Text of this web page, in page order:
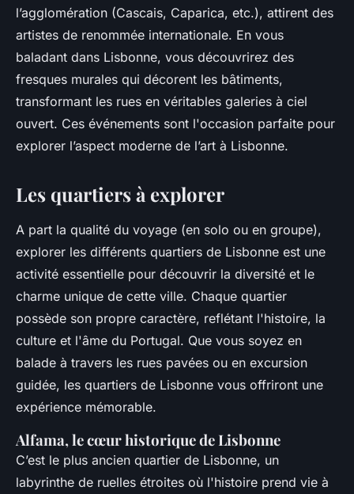
l’agglomération (Cascais, Caparica, etc.), attirent des
artistes de renommée internationale. En vous
baladant dans Lisbonne, vous découvrirez des
fresques murales qui décorent les bâtiments,
transformant les rues en véritables galeries à ciel
ouvert. Ces événements sont l'occasion parfaite pour
explorer l’aspect moderne de l’art à Lisbonne.
Les quartiers à explorer
A part la qualité du voyage (en solo ou en groupe),
explorer les différents quartiers de Lisbonne est une
activité essentielle pour découvrir la diversité et le
charme unique de cette ville. Chaque quartier
possède son propre caractère, reflétant l'histoire, la
culture et l'âme du Portugal. Que vous soyez en
balade à travers les rues pavées ou en excursion
guidée, les quartiers de Lisbonne vous offriront une
expérience mémorable.
Alfama, le cœur historique de Lisbonne
C’est le plus ancien quartier de Lisbonne, un
labyrinthe de ruelles étroites où l'histoire prend vie à